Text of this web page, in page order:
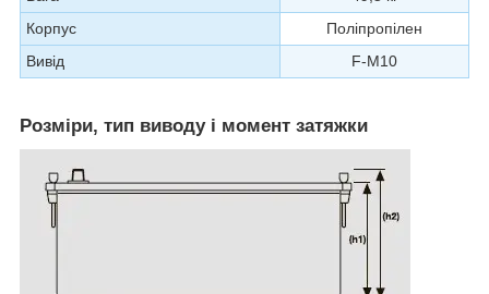
Корпус
Поліпропілен
Вивід
F-M10
Розміри, тип виводу і момент затяжки